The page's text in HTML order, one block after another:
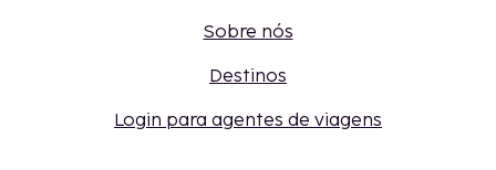
Sobre nós
Destinos
Login para agentes de viagens